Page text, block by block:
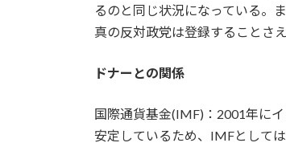
るのと同じ状況になっている。
真の反対政党は登録することさ
ドナーとの関係
国際通貨基金(IMF)：2001年に
安定しているため、IMFとして